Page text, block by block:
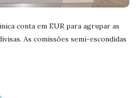
conta em EUR para agrupar as
As comissões semi-escondidas